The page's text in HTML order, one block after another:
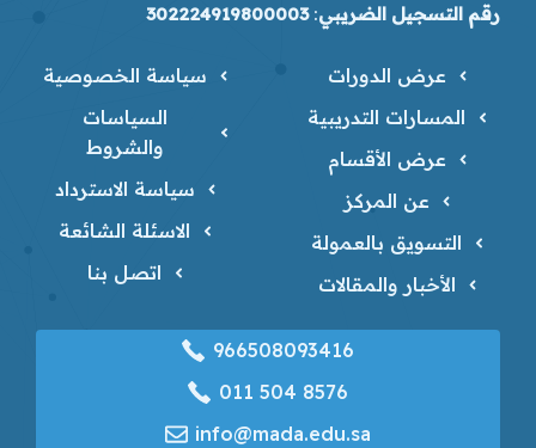
رقم التسجيل الضريبي:
302224919800003
عرض الدورات
المسارات التدريبية
عرض الأقسام
عن المركز
التسويق بالعمولة
الأخبار والمقالات
سياسة الخصوصية
السياسات
والشروط
سياسة الاسترداد
الاسئلة الشائعة
اتصل بنا
966508093416
‎011 504 8576
info@mada.edu.sa